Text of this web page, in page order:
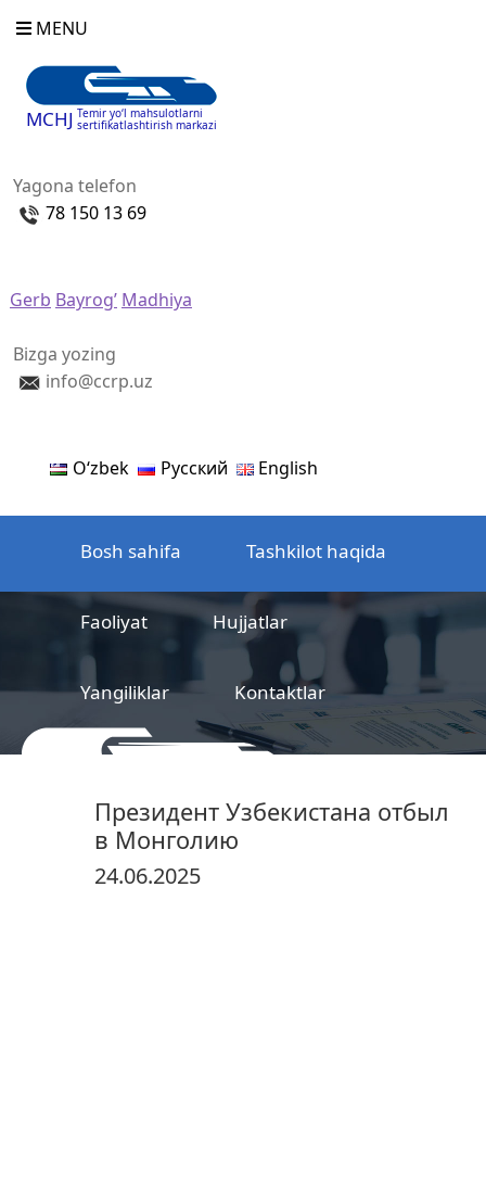
MENU
MCHJ Temir yo‘l mahsulotlarni
sertifikatlashtirish markazi
Yagona telefon
78 150 13 69
Gerb Bayrog’ Madhiya
Bizga yozing
info@ccrp.uz
Oʻzbek Русский English
Bosh sahifa Tashkilot haqida
Faoliyat Hujjatlar
Yangiliklar Kontaktlar
sertifikatlashtirish markazi
Президент Узбекистана отбыл
в Монголию
24.06.2025